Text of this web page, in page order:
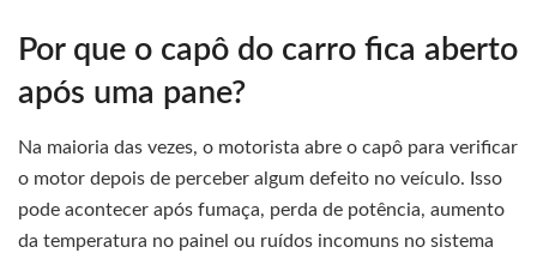
Por que o capô do carro fica aberto
após uma pane?
Na maioria das vezes, o motorista abre o capô para verificar
o motor depois de perceber algum defeito no veículo. Isso
pode acontecer após fumaça, perda de potência, aumento
da temperatura no painel ou ruídos incomuns no sistema